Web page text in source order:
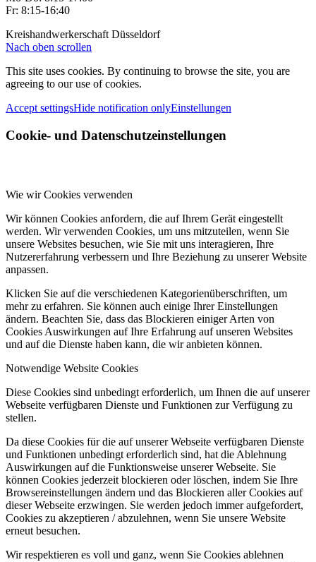
Fr: 8:15-16:40
Kreishandwerkerschaft Düsseldorf
Nach oben scrollen
This site uses cookies. By continuing to browse the site, you are
agreeing to our use of cookies.
Accept settingsHide notification onlyEinstellungen
Cookie- und Datenschutzeinstellungen
Wie wir Cookies verwenden
Wir können Cookies anfordern, die auf Ihrem Gerät eingestellt
werden. Wir verwenden Cookies, um uns mitzuteilen, wenn Sie
unsere Websites besuchen, wie Sie mit uns interagieren, Ihre
Nutzererfahrung verbessern und Ihre Beziehung zu unserer Website
anpassen.
Klicken Sie auf die verschiedenen Kategorienüberschriften, um
mehr zu erfahren. Sie können auch einige Ihrer Einstellungen
ändern. Beachten Sie, dass das Blockieren einiger Arten von
Cookies Auswirkungen auf Ihre Erfahrung auf unseren Websites
und auf die Dienste haben kann, die wir anbieten können.
Notwendige Website Cookies
Diese Cookies sind unbedingt erforderlich, um Ihnen die auf unserer
Webseite verfügbaren Dienste und Funktionen zur Verfügung zu
stellen.
Da diese Cookies für die auf unserer Webseite verfügbaren Dienste
und Funktionen unbedingt erforderlich sind, hat die Ablehnung
Auswirkungen auf die Funktionsweise unserer Webseite. Sie
können Cookies jederzeit blockieren oder löschen, indem Sie Ihre
Browsereinstellungen ändern und das Blockieren aller Cookies auf
dieser Webseite erzwingen. Sie werden jedoch immer aufgefordert,
Cookies zu akzeptieren / abzulehnen, wenn Sie unsere Website
erneut besuchen.
Wir respektieren es voll und ganz, wenn Sie Cookies ablehnen